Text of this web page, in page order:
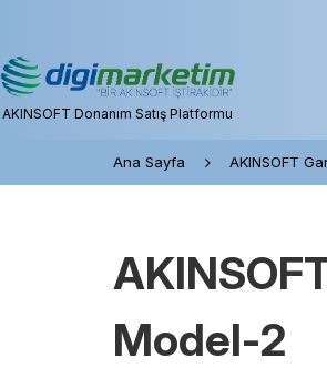
AKINSOFT Donanım Satış Platformu
Ana Sayfa AKINSOFT
Model-2